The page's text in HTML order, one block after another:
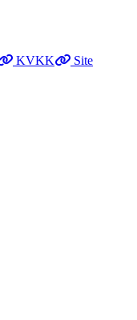
KVKK
Site